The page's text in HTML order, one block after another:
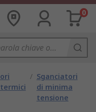
0
/ Sganciatori
di minima
tensione